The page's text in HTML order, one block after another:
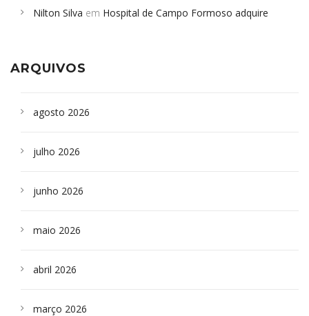
Campoformosenses que morreram em desabamentos são
Nilton Silva em Hospital de Campo Formoso adquire
ARQUIVOS
agosto 2026
julho 2026
junho 2026
maio 2026
abril 2026
março 2026